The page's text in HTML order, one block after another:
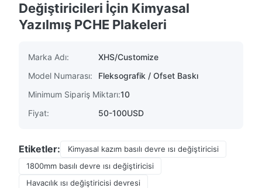
Değiştiricileri İçin Kimyasal
Yazılmış PCHE Plakeleri
Marka Adı:
XHS/Customize
Model Numarası:
Fleksografik / Ofset Baskı
Minimum Sipariş Miktarı:10
Fiyat:
50-100USD
Etiketler:
Kimyasal kazım basılı devre ısı değiştiricisi
1800mm basılı devre ısı değiştiricisi
Havacılık ısı değiştiricisi devresi